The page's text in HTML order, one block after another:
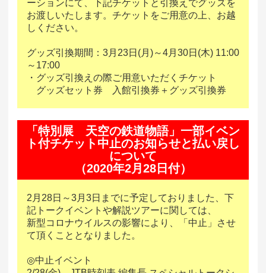
ーションにて、下記チケットと引換えでグッズを
お渡しいたします。チケットをご用意の上、お越
しください。
グッズ引換期間：3月23日(月)～4月30日(木) 11:00
～17:00
・グッズ引換えの際ご用意いただくチケット
グッズセット券 入館引換券＋グッズ引換券
「特別展 天空の鉄道物語」一部イベン
ト付チケット中止のお知らせと払い戻し
について
（2020年2月28日付）
2月28日～3月3日までに予定しておりました、下
記トークイベントや解説ツアーに関しては、
新型コロナウイルスの影響により、「中止」させ
て頂くこととなりました。
◎中止イベント